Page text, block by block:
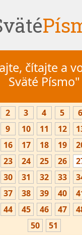
čítajte a
Sväté Písmo"
2 3 4 5 6
9 10 11 12
16 17 18 19
23 24 25 26
30 31 32 33
37 38 39 40
44 45 46 47
50
51